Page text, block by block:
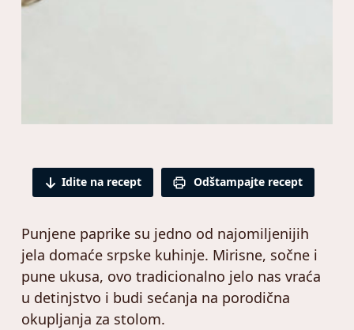
Idite na recept Odštampajte recept
Punjene paprike su jedno od najomiljenijih
jela domaće srpske kuhinje. Mirisne, sočne i
pune ukusa, ovo tradicionalno jelo nas vraća
u detinjstvo i budi sećanja na porodična
okupljanja za stolom.